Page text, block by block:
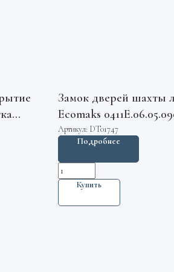
Замок дверей шахты
Ecomaks
ЩЛЗ
Артикул: DT01747
Подробнее
Купить